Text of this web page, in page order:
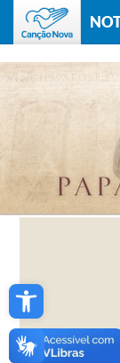
Open toolbar